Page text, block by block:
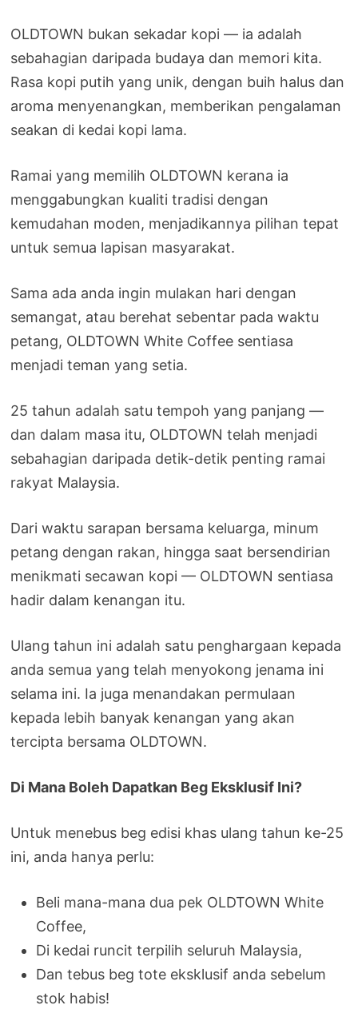
OLDTOWN bukan sekadar kopi — ia adalah
sebahagian daripada budaya dan memori kita.
Rasa kopi putih yang unik, dengan buih halus dan
aroma menyenangkan, memberikan pengalaman
seakan di kedai kopi lama.
Ramai yang memilih OLDTOWN kerana ia
menggabungkan kualiti tradisi dengan
kemudahan moden, menjadikannya pilihan tepat
untuk semua lapisan masyarakat.
Sama ada anda ingin mulakan hari dengan
semangat, atau berehat sebentar pada waktu
petang, OLDTOWN White Coffee sentiasa
menjadi teman yang setia.
25 tahun adalah satu tempoh yang panjang —
dan dalam masa itu, OLDTOWN telah menjadi
sebahagian daripada detik-detik penting ramai
rakyat Malaysia.
Dari waktu sarapan bersama keluarga, minum
petang dengan rakan, hingga saat bersendirian
menikmati secawan kopi — OLDTOWN sentiasa
hadir dalam kenangan itu.
Ulang tahun ini adalah satu penghargaan kepada
anda semua yang telah menyokong jenama ini
selama ini. Ia juga menandakan permulaan
kepada lebih banyak kenangan yang akan
tercipta bersama OLDTOWN.
Di Mana Boleh Dapatkan Beg Eksklusif Ini?
Untuk menebus beg edisi khas ulang tahun ke-25
ini, anda hanya perlu:
Beli mana-mana dua pek OLDTOWN White
Coffee,
Di kedai runcit terpilih seluruh Malaysia,
Dan tebus beg tote eksklusif anda sebelum
stok habis!